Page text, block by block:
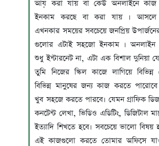
আয় করা যায় বা কেউ অনলাইনে কাজ
ইনকাম করছে বা করা যায় । আসলে
এখনকার সময়ের সবচেয়ে জনপ্রিয়
গুলোর এটাই সহজো ইনকাম । অনলাইন
শুধু ইন্টারনেট না, এটা এক বিশাল দুনিয়া
তুমি নিজের স্কিল কাজে লাগিয়ে বিভিন্ন
বিভিন্ন মানুষের জন্য কাজ করতে
খুব সহজে করতে পারবে। যেমন গ্রাফিক
কনটেন্ট লেখা, ভিডিও এডিটিং, ডিজিটাল
ইত্যাদি শিখতে হবে। সবচেয়ে ভালো বিষয়
এই কাজগুলো করতে তোমার অফিসে